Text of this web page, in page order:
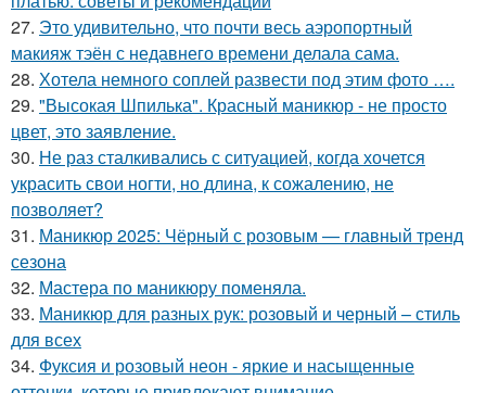
27. Это удивительно, что почти весь аэропортный
макияж тэён с недавнего времени делала сама.
28. Хотела немного соплей развести под этим фото ….
29. "Высокая Шпилька". Красный маникюр - не просто
цвет, это заявление.
30. Не раз сталкивались с ситуацией, когда хочется
украсить свои ногти, но длина, к сожалению, не
позволяет?
31. Маникюр 2025: Чёрный с розовым — главный тренд
сезона
32. Мастера по маникюру поменяла.
33. Маникюр для разных рук: розовый и черный – стиль
для всех
34. Фуксия и розовый неон - яркие и насыщенные